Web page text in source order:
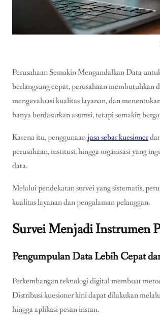
Perusahaan Semakin Mengandalkan Data
berlangsung cepat, perusahaan
mengevaluasi kualitas layanan, dan
hanya berdasarkan asumsi, tetapi semakin
Karena itu, penggunaanjasa sebar kuesioner
perusahaan, institusi, hingga organisasi yang
data.
Melalui pendekatan survei yang sistematis,
kualitas layanan dan pengalaman pelanggan.
Survei Menjadi Instrumen
Pengumpulan Data Lebih Cepat
Perkembangan teknologi digital membuat
Distribusi kuesioner kini dapat dilakukan
hingga aplikasi pesan instan.